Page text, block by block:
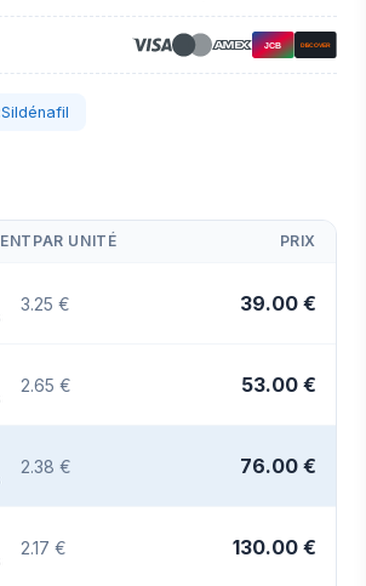
Sildénafil
PAR UNITÉ PRIX
3.25 € 39.00 €
2.65 € 53.00 €
2.38 € 76.00 €
2.17 € 130.00 €